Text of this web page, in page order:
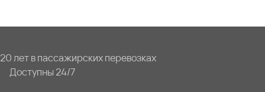
20 лет в пассажирских перевозках
Доступны 24/7